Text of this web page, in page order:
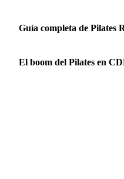
Guía completa de Pilates
El boom del Pilates en